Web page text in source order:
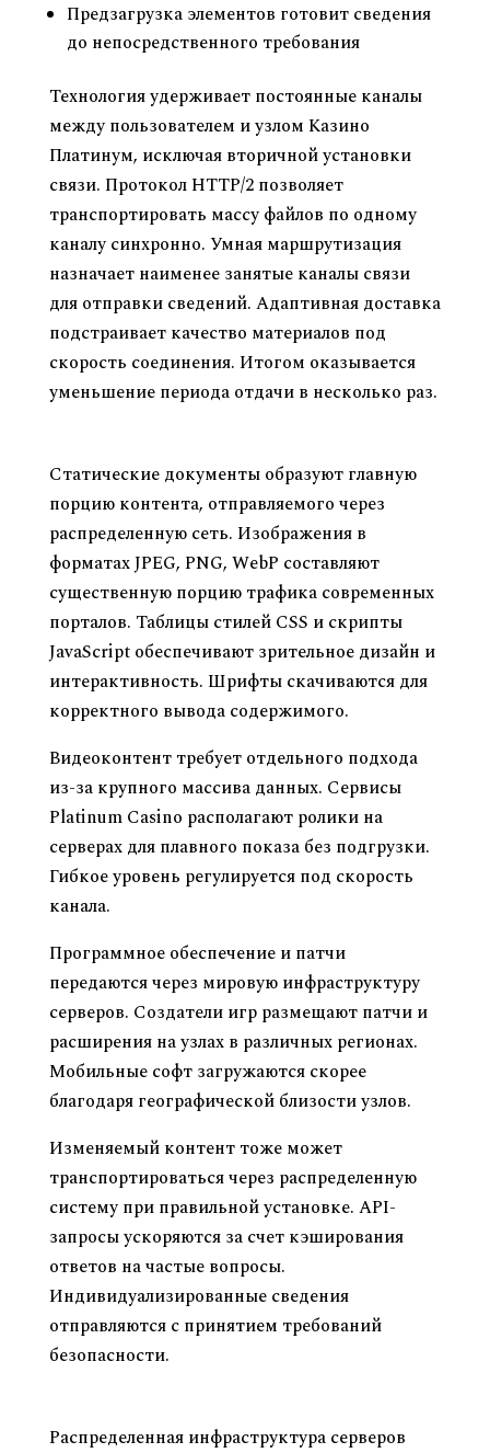
Предзагрузка элементов готовит сведения
до непосредственного требования
Технология удерживает постоянные каналы
между пользователем и узлом Казино
Платинум, исключая вторичной установки
связи. Протокол HTTP/2 позволяет
транспортировать массу файлов по одному
каналу синхронно. Умная маршрутизация
назначает наименее занятые каналы связи
для отправки сведений. Адаптивная доставка
подстраивает качество материалов под
скорость соединения. Итогом оказывается
уменьшение периода отдачи в несколько раз.
Статические документы образуют главную
порцию контента, отправляемого через
распределенную сеть. Изображения в
форматах JPEG, PNG, WebP составляют
существенную порцию трафика современных
порталов. Таблицы стилей CSS и скрипты
JavaScript обеспечивают зрительное дизайн и
интерактивность. Шрифты скачиваются для
корректного вывода содержимого.
Видеоконтент требует отдельного подхода
из-за крупного массива данных. Сервисы
Platinum Casino располагают ролики на
серверах для плавного показа без подгрузки.
Гибкое уровень регулируется под скорость
канала.
Программное обеспечение и патчи
передаются через мировую инфраструктуру
серверов. Создатели игр размещают патчи и
расширения на узлах в различных регионах.
Мобильные софт загружаются скорее
благодаря географической близости узлов.
Изменяемый контент тоже может
транспортироваться через распределенную
систему при правильной установке. API-
запросы ускоряются за счет кэширования
ответов на частые вопросы.
Индивидуализированные сведения
отправляются с принятием требований
безопасности.
Распределенная инфраструктура серверов